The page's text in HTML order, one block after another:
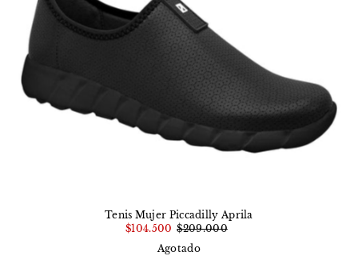
Tenis Mujer Piccadilly Aprila
$104.500 $209.000
Agotado